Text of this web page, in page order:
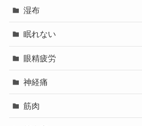
湿布
眠れない
眼精疲労
神経痛
筋肉